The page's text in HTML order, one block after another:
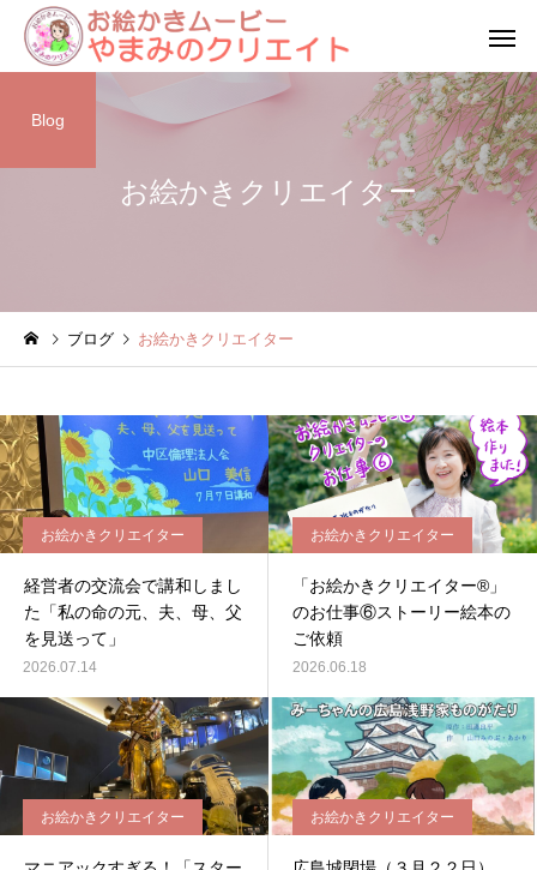
お絵かきクリエイター
Blog
ブログ お絵かきクリエイター
お絵かきクリエイター
経営者の交流会で講和しまし
た「私の命の元、夫、母、父
を見送って」
2026.07.14
お絵かきクリエイター
「お絵かきクリエイター®」
のお仕事⑥ストーリー絵本の
ご依頼
2026.06.18
お絵かきクリエイター お絵かきクリエイター